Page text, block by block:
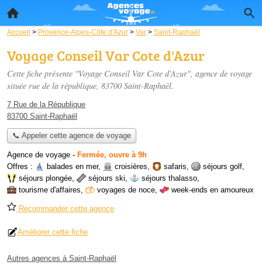
Accueil > Provence-Alpes-Côte d'Azur > Var > Saint-Raphaël
Voyage Conseil Var Cote d'Azur
Cette fiche présente "Voyage Conseil Var Cote d'Azur", agence de voyage
située rue de la république, 83700 Saint-Raphaël.
7 Rue de la République
83700 Saint-Raphaël
📞 Appeler cette agence de voyage
Agence de voyage - Fermée, ouvre à 9h
Offres :
balades en mer, croisières, safaris, séjours golf,
séjours plongée, séjours ski, séjours thalasso,
tourisme d'affaires, voyages de noce, week-ends en amoureux
Recommander cette agence
Améliorer cette fiche
Autres agences à Saint-Raphaël